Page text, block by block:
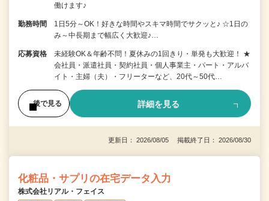
働けます♪
勤務時間
1日5分～OK！好きな時間やスキマ時間でサクッと♪ ☆1日の
み～中長期まで幅広く大歓迎♪…
応募資格
未経験OK＆年齢不問！夏休みの1回きり・単発も大歓迎！ ★
会社員・派遣社員・契約社員・個人事業主・パート・アルバ
イト・主婦（夫）・フリーターなど、20代～50代…
後で見る 詳細を見る
更新日： 2026/08/05 掲載終了日： 2026/08/30
化粧品・サプリの在宅データ入力
株式会社リアル・フェイス